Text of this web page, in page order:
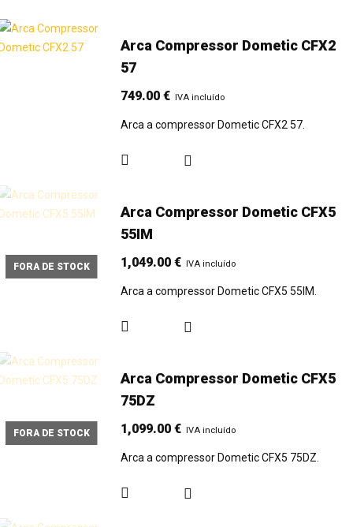
Arca Compressor Dometic CFX2
57
749.00€ IVA incluído
Arca a compressor Dometic CFX2 57.
FORA DE STOCK
Arca Compressor Dometic CFX5
55IM
1,049.00€ IVA incluído
Arca a compressor Dometic CFX5 55IM.
FORA DE STOCK
Arca Compressor Dometic CFX5
75DZ
1,099.00€ IVA incluído
Arca a compressor Dometic CFX5 75DZ.